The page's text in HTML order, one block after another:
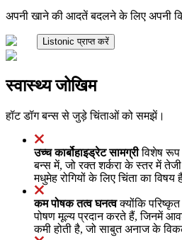
अपनी खाने की आदतें बदलने के लिए अपनी
Listonic प्राप्त करें
स्वास्थ्य जोखिम
हॉट डॉग बन्स से जुड़े चिंताओं को समझें।
उच्च कार्बोहाइड्रेट सामग्रीविशेष
बन्स में, जो रक्त शर्करा के स्तर में
मधुमेह रोगियों के लिए चिंता का विषय
कम पोषक तत्व घनत्वक्योंकि
पोषण मूल्य प्रदान करते हैं, जिनमें
कमी होती है, जो साबुत अनाज के